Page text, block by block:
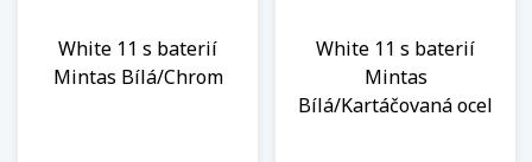
White 11 s baterií
Mintas Bílá/Chrom
White 11 s baterií
Mintas
Bílá/Kartáčovaná ocel